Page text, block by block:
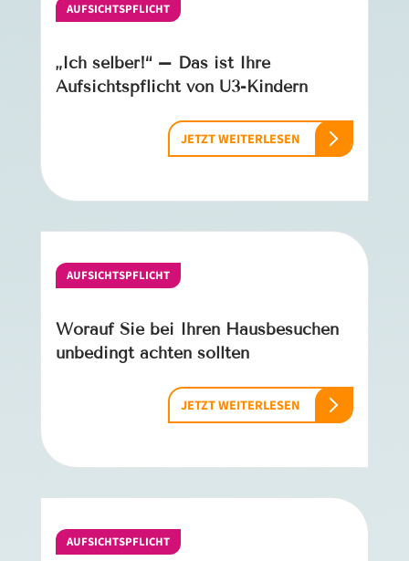
AUFSICHTSPFLICHT
„Ich selber!“ – Das ist Ihre
Aufsichtspflicht von U3-Kindern
JETZT WEITERLESEN
AUFSICHTSPFLICHT
Worauf Sie bei Ihren Hausbesuchen
unbedingt achten sollten
JETZT WEITERLESEN
AUFSICHTSPFLICHT